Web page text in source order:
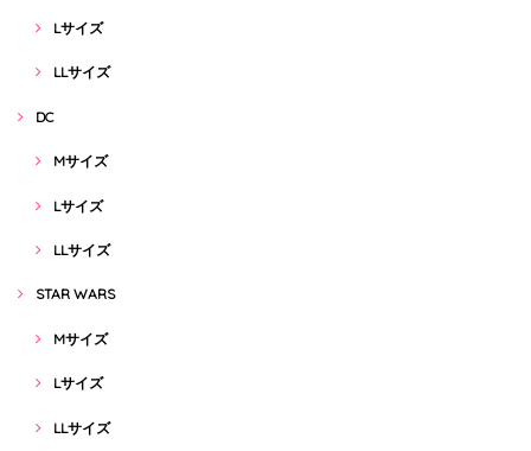
Lサイズ
LLサイズ
DC
Mサイズ
Lサイズ
LLサイズ
STAR WARS
Mサイズ
Lサイズ
LLサイズ